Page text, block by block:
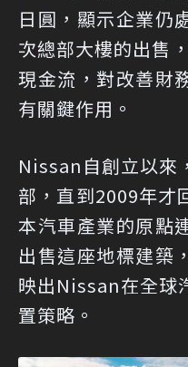
日圓，顯示企業仍
次總部大樓的出售
現金流，對改善財
有關鍵作用。
Nissan自創立以來
部，直到2009年才
本汽車產業的原點
出售這座地標建築
映出Nissan在全球
置策略。